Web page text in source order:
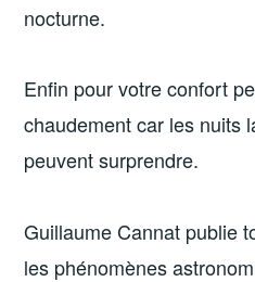
nocturne.
Enfin pour votre confort
chaudement car les nuits
peuvent surprendre.
Guillaume Cannat publie
les phénomènes